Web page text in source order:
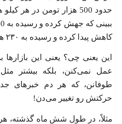
حدود 500 هزار تومن در
کاهش پیدا کرده و رسیده به ۲۳۰ هزار تومن.
این یعنی چی؟ یعنی این
عمل نمی‌کنن، بلکه بیشتر
طوفانن، که هر دم خبرهای
حرکتش رو تغییر می‌دن!
مثلاً، در طول شش ماه گذشته،